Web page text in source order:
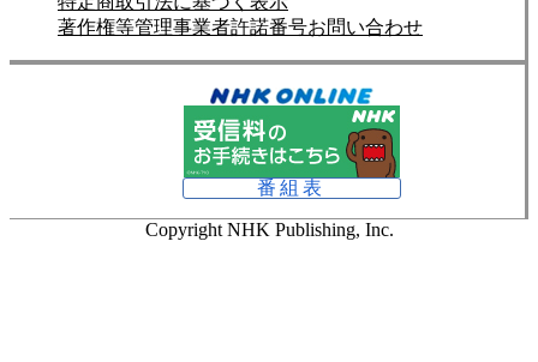
著作権等管理事業者許諾番号お問い合わせ
番組表
Copyright NHK Publishing, Inc.